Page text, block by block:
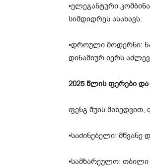
•ელეგანტური
სიმდიდრეს ასახავს.
•დროული მოდერნი:
დინამიურ იერს
2025 წლის ფერები და
ფენგ შუის
•საძინებელი: მწვანე
•სამზარეულო: